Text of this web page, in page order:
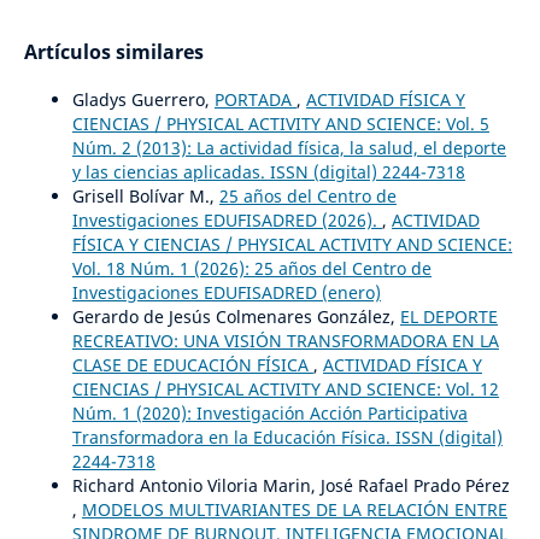
Artículos similares
Gladys Guerrero, PORTADA , ACTIVIDAD FÍSICA Y
CIENCIAS / PHYSICAL ACTIVITY AND SCIENCE: Vol. 5
Núm. 2 (2013): La actividad física, la salud, el deporte
y las ciencias aplicadas. ISSN (digital) 2244-7318
Grisell Bolívar M., 25 años del Centro de
Investigaciones EDUFISADRED (2026). , ACTIVIDAD
FÍSICA Y CIENCIAS / PHYSICAL ACTIVITY AND SCIENCE:
Vol. 18 Núm. 1 (2026): 25 años del Centro de
Investigaciones EDUFISADRED (enero)
Gerardo de Jesús Colmenares González, EL DEPORTE
RECREATIVO: UNA VISIÓN TRANSFORMADORA EN LA
CLASE DE EDUCACIÓN FÍSICA , ACTIVIDAD FÍSICA Y
CIENCIAS / PHYSICAL ACTIVITY AND SCIENCE: Vol. 12
Núm. 1 (2020): Investigación Acción Participativa
Transformadora en la Educación Física. ISSN (digital)
2244-7318
Richard Antonio Viloria Marin, José Rafael Prado Pérez
, MODELOS MULTIVARIANTES DE LA RELACIÓN ENTRE
SINDROME DE BURNOUT, INTELIGENCIA EMOCIONAL